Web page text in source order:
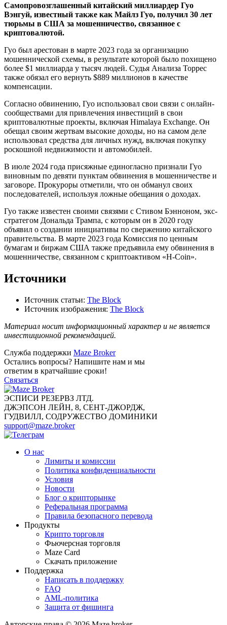
Самопровозглашенный китайский миллиардер Гуо
Вэнгуй, известный также как Майлз Гуо, получил 30 лет
тюрьмы в США за мошенничество, связанное с
криптовалютой.
Гуо был арестован в марте 2023 года за организацию
мошеннической схемы, в результате которой было похищено
более $1 миллиарда у тысяч людей. Судья Анализа Торрес
также обязал его вернуть $889 миллионов в качестве
компенсации.
Согласно обвинению, Гуо использовал свои связи с онлайн-
сообществами для привлечения инвестиций в свои
криптовалютные проекты, включая Himalaya Exchange. Он
обещал своим жертвам высокие доходы, но на самом деле
использовал средства для личных нужд, включая покупку
роскошной недвижимости и автомобилей.
В июле 2024 года присяжные единогласно признали Гуо
виновным по девяти пунктам обвинения в мошенничестве и
заговоре. Прокуроры отметили, что он обманул своих
последователей, используя ложные обещания о доходах.
Гуо также известен своими связями с Стивом Бэнноном, экс-
стратегом Дональда Трампа, с которым он в 2020 году
объявил о создании инициативы по свержению китайского
правительства. В марте 2023 года Комиссия по ценным
бумагам и биржам США также предъявила ему обвинения в
мошенничестве, связанном с криптоактивом «H-Coin».
Источники
Источник статьи: The Block
Источник изображения: The Block
Материал носит информационный характер и не является
инвестиционной рекомендацией.
Служба поддержки Maze Broker
Остались вопросы? Напишите нам и мы
ответим в кратчайшие сроки!
Связаться
ЭСПИСИ РЕЗЕРВЗ ЛТД.
ДЖЭПСОН ЛЕЙН, 8, СЕНТ-ДЖОРДЖ,
ГУДВИЛЛ, СОДРУЖЕСТВО ДОМИНИКИ
support@maze.broker
О нас
Лимиты и комиссии
Политика конфиденциальности
Условия
Новости
Блог о крипторынке
Реферальная программа
Правила безопасного перевода
Продукты
Крипто торговля
Фьючерсная торговля
Maze Card
Скачать приложение
Поддержка
Написать в поддержку
FAQ
AML-политика
Защита от фишинга